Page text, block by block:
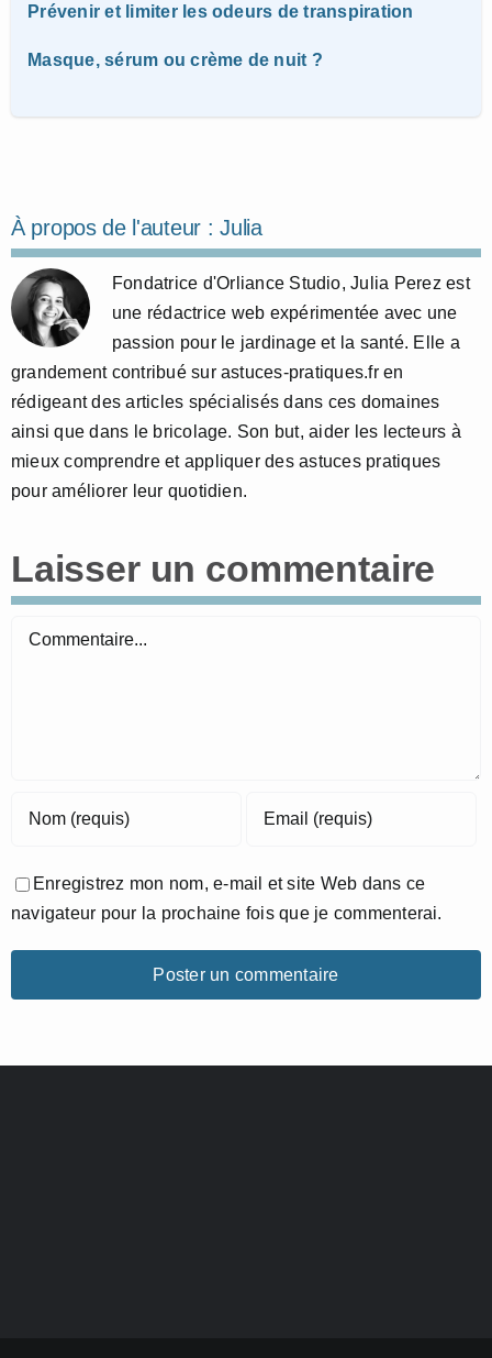
Prévenir et limiter les odeurs de transpiration
Masque, sérum ou crème de nuit ?
À propos de l'auteur :Julia
Fondatrice d'Orliance Studio, Julia Perez est
une rédactrice web expérimentée avec une
passion pour le jardinage et la santé. Elle a
grandement contribué sur astuces-pratiques.fr en
rédigeant des articles spécialisés dans ces domaines
ainsi que dans le bricolage. Son but, aider les lecteurs à
mieux comprendre et appliquer des astuces pratiques
pour améliorer leur quotidien.
Laisser un commentaire
Commentaire
Enregistrez mon nom, e-mail et site Web dans ce
navigateur pour la prochaine fois que je commenterai.